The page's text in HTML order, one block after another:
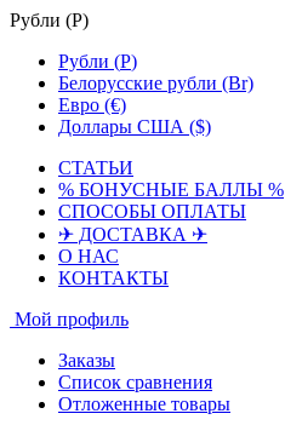
Рубли (Р)
Рубли (Р)
Белорусские рубли (Br)
Евро (€)
Доллары США ($)
СТАТЬИ
% БОНУСНЫЕ БАЛЛЫ %
СПОСОБЫ ОПЛАТЫ
✈ ДОСТАВКА ✈
О НАС
КОНТАКТЫ
Мой профиль
Заказы
Список сравнения
Отложенные товары